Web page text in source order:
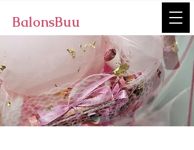
BalonsBuu